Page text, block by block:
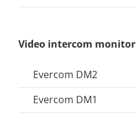
Video intercom monitor
Evercom DM2
Evercom DM1